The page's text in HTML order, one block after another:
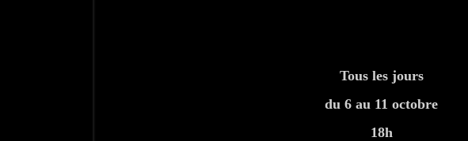
Tous les jours
du 6 au 11 octobre
18h